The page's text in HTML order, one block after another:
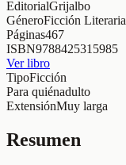
EditorialGrijalbo
GéneroFicción Literaria
Páginas467
ISBN9788425315985
Ver libro
TipoFicción
Para quiénadulto
ExtensiónMuy larga
Resumen